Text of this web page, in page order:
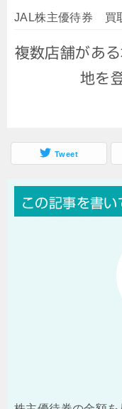
JAL株主優待券 買
複数店舗があ
地を
Tweet
この記事を書い